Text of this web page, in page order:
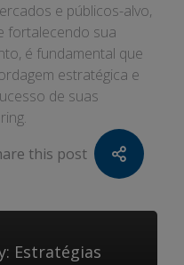
e públicos-alvo,
fortalecendo sua
é fundamental que
estratégica e
de suas
this post
Estratégias